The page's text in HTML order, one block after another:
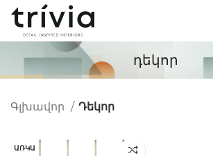
դեկոր
Գլխավոր Դեկոր
ԱՌԿԱ